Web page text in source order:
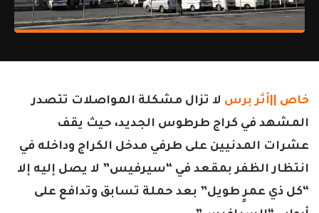
خاص || أثر برس لا تزال مشكلة المواصلات تتصدر
المشهد في كراج طرطوس الجديد، حيث يقف
عشرات المدنيين على طرفي مدخل الكراج وداخله في
انتظار الظفر بمقعد في “سيرفيس” لا يصل إليه إلا
“كل ذي عمرٍ طويل” بعد حملة تسابق وتدافع على